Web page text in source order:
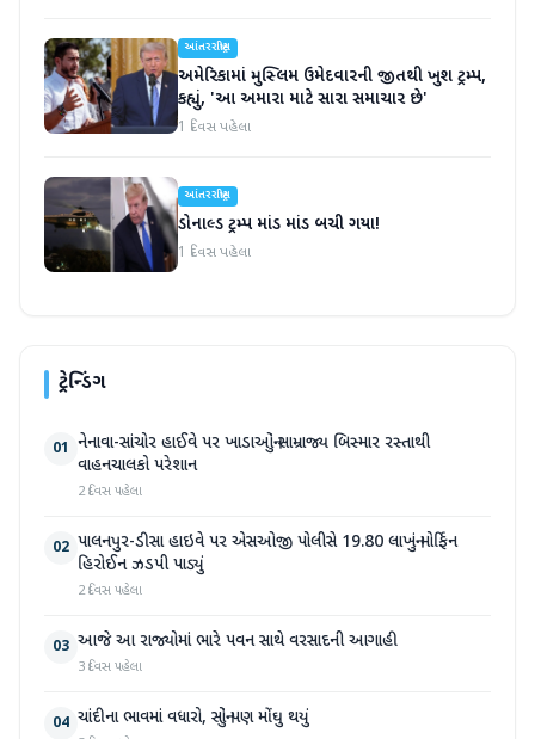
આંતરરાષ્ટ્રીય
અમેરિકામાં મુસ્લિમ ઉમેદવારની જીતથી ખુશ ટ્રમ્પ,
કહ્યું, 'આ અમારા માટે સારા સમાચાર છે'
1 દિવસ પહેલા
આંતરરાષ્ટ્રીય
ડોનાલ્ડ ટ્રમ્પ માંડ માંડ બચી ગયા!
1 દિવસ પહેલા
ટ્રેન્ડિંગ
01 નેનાવા-સાંચોર હાઈવે પર ખાડાઓનું સામ્રાજ્ય બિસ્માર રસ્તાથી
વાહનચાલકો પરેશાન
2 દિવસ પહેલા
02 પાલનપુર-ડીસા હાઇવે પર એસઓજી પોલીસે 19.80 લાખનું મોર્ફિન
હિરોઈન ઝડપી પાડ્યું
2 દિવસ પહેલા
03 આજે આ રાજ્યોમાં ભારે પવન સાથે વરસાદની આગાહી
3 દિવસ પહેલા
04 ચાંદીના ભાવમાં વધારો, સોનું પણ મોંઘુ થયું